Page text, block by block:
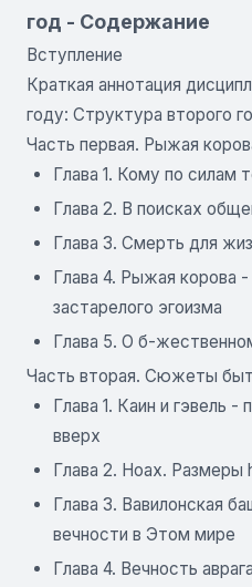
год - Содержание
Вступление
Краткая аннотация
году: Структура второго
Часть первая. Рыжая
Глава 1. Кому по силам
Глава 2. В поисках
Глава 3. Смерть для
Глава 4. Рыжая корова
застарелого эгоизма
Глава 5. О б-
Часть вторая. Сюжеты
Глава 1. Каин и гэвель -
вверх
Глава 2. Hoax. Размеры
Глава 3. Вавилонская
вечности в Этом мире
Глава 4. Вечность